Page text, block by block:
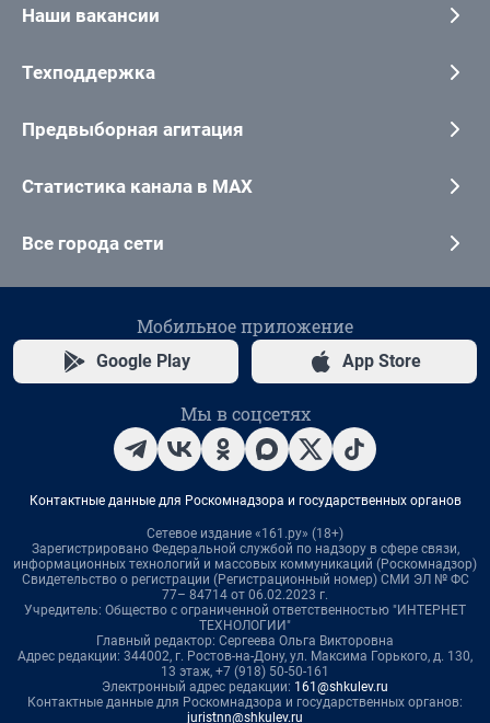
Наши вакансии
Техподдержка
Предвыборная агитация
Статистика канала в MAX
Все города сети
Мобильное приложение
Google Play App Store
Мы в соцсетях
Контактные данные для Роскомнадзора и государственных органов
Сетевое издание «161.ру» (18+)
Зарегистрировано Федеральной службой по надзору в сфере связи,
информационных технологий и массовых коммуникаций (Роскомнадзор)
Свидетельство о регистрации (Регистрационный номер) СМИ ЭЛ № ФС
77– 84714 от 06.02.2023 г.
Учредитель: Общество с ограниченной ответственностью "ИНТЕРНЕТ
ТЕХНОЛОГИИ"
Главный редактор: Сергеева Ольга Викторовна
Адрес редакции: 344002, г. Ростов-на-Дону, ул. Максима Горького, д. 130,
13 этаж, +7 (918) 50-50-161
Электронный адрес редакции: 161@shkulev.ru
Контактные данные для Роскомнадзора и государственных органов:
juristnn@shkulev.ru